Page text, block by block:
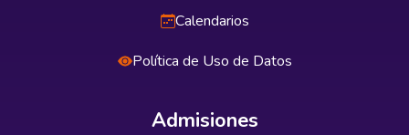
Calendarios
Política de Uso de Datos
Admisiones